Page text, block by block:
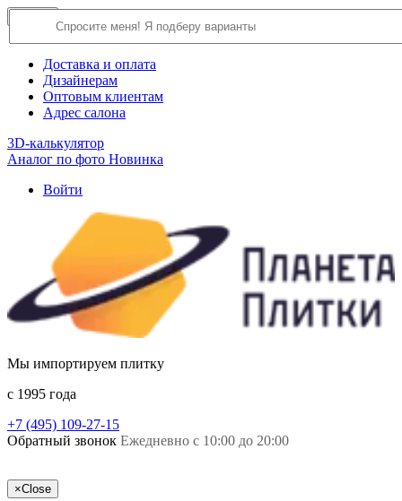
О компании
Доставка и оплата
Дизайнерам
Оптовым клиентам
Адрес салона
3D-калькулятор
Аналог по фото Новинка
Войти
Мы импортируем плитку
c 1995 года
+7 (495) 109-27-15
Обратный звонок Ежедневно с 10:00 до 20:00
×Close